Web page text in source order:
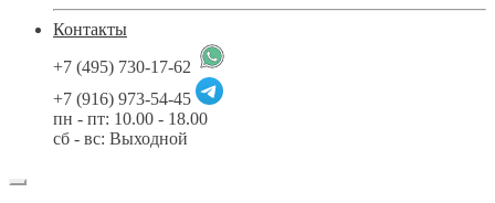
Контакты
+7 (495) 730-17-62
+7 (916) 973-54-45
пн - пт: 10.00 - 18.00
сб - вс: Выходной